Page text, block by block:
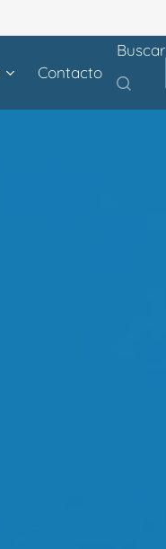
Contacto
Buscar